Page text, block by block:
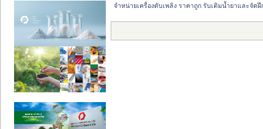
จำหน่ายเครื่องดับเพลิง ราคาถูก รับเติมน้ำยาและจัด